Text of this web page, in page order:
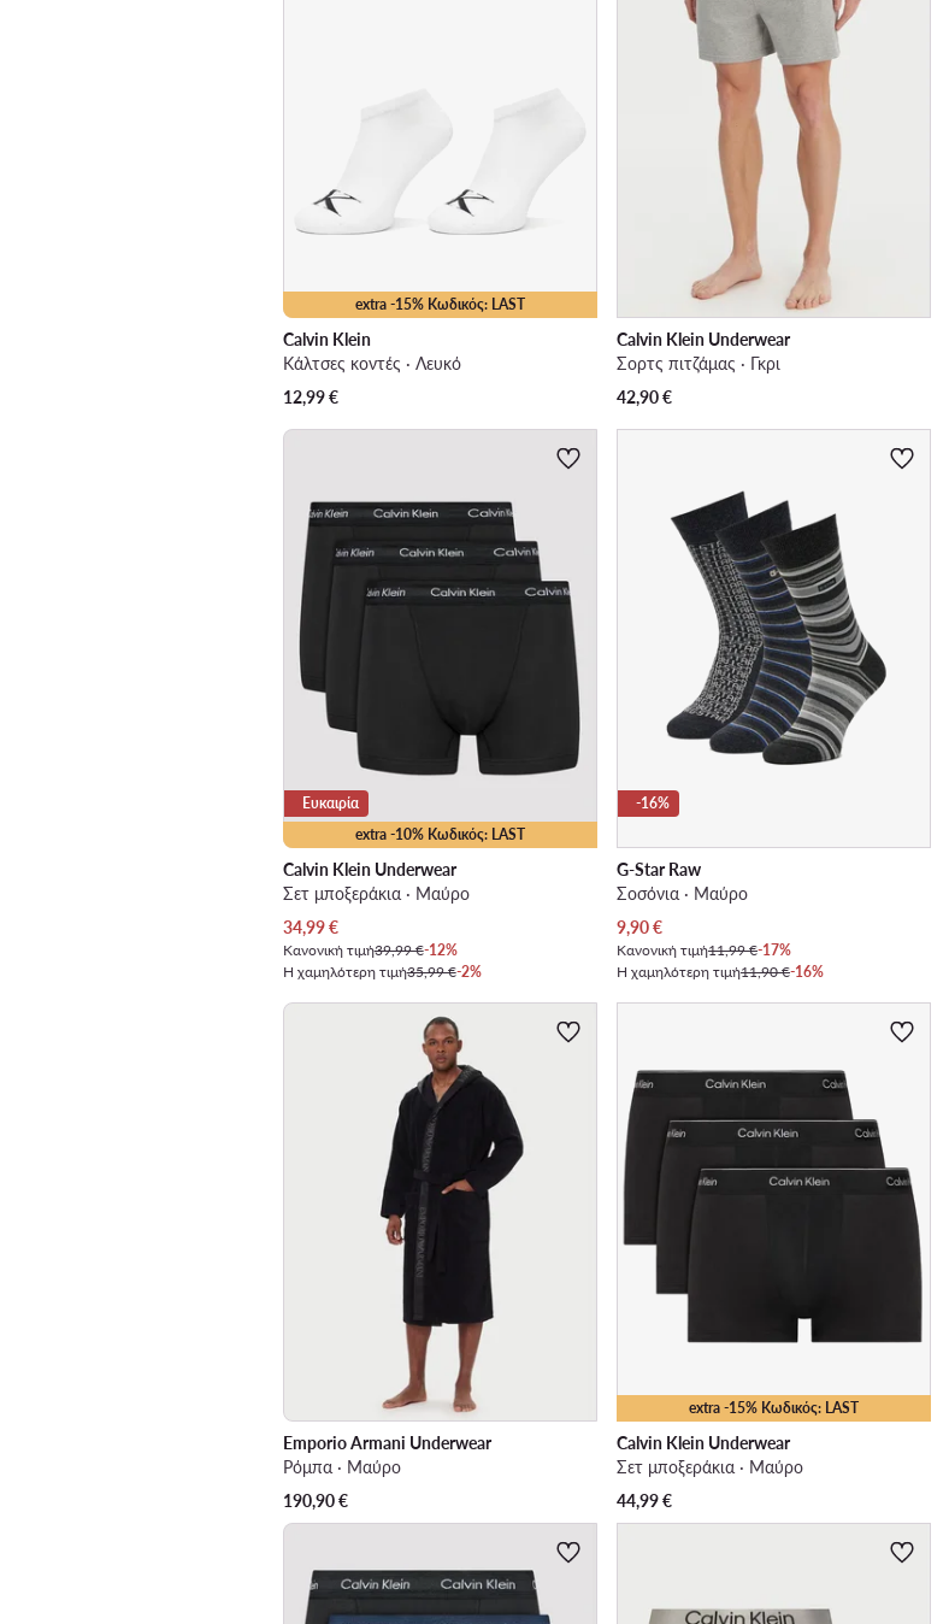
extra -15% Κωδικός: LAST
Calvin Klein
Κάλτσες κοντές · Λευκό
12,99€
Calvin Klein Underwear
Σορτς πιτζάμας · Γκρι
42,90€
extra -10% Κωδικός: LAST
Ευκαιρία
Calvin Klein Underwear
Σετ μποξεράκια · Μαύρο
Τρέχουσα τιμή
34,99€
Κανονική τιμή39,99 €-12%
Η χαμηλότερη τιμή35,99 €-2%
-16%
G-Star Raw
Σοσόνια · Μαύρο
Τρέχουσα τιμή
9,90€
Κανονική τιμή11,99 €-17%
Η χαμηλότερη τιμή11,90 €-16%
Emporio Armani Underwear
Ρόμπα · Μαύρο
190,90€
extra -15% Κωδικός: LAST
Calvin Klein Underwear
Σετ μποξεράκια · Μαύρο
44,99€